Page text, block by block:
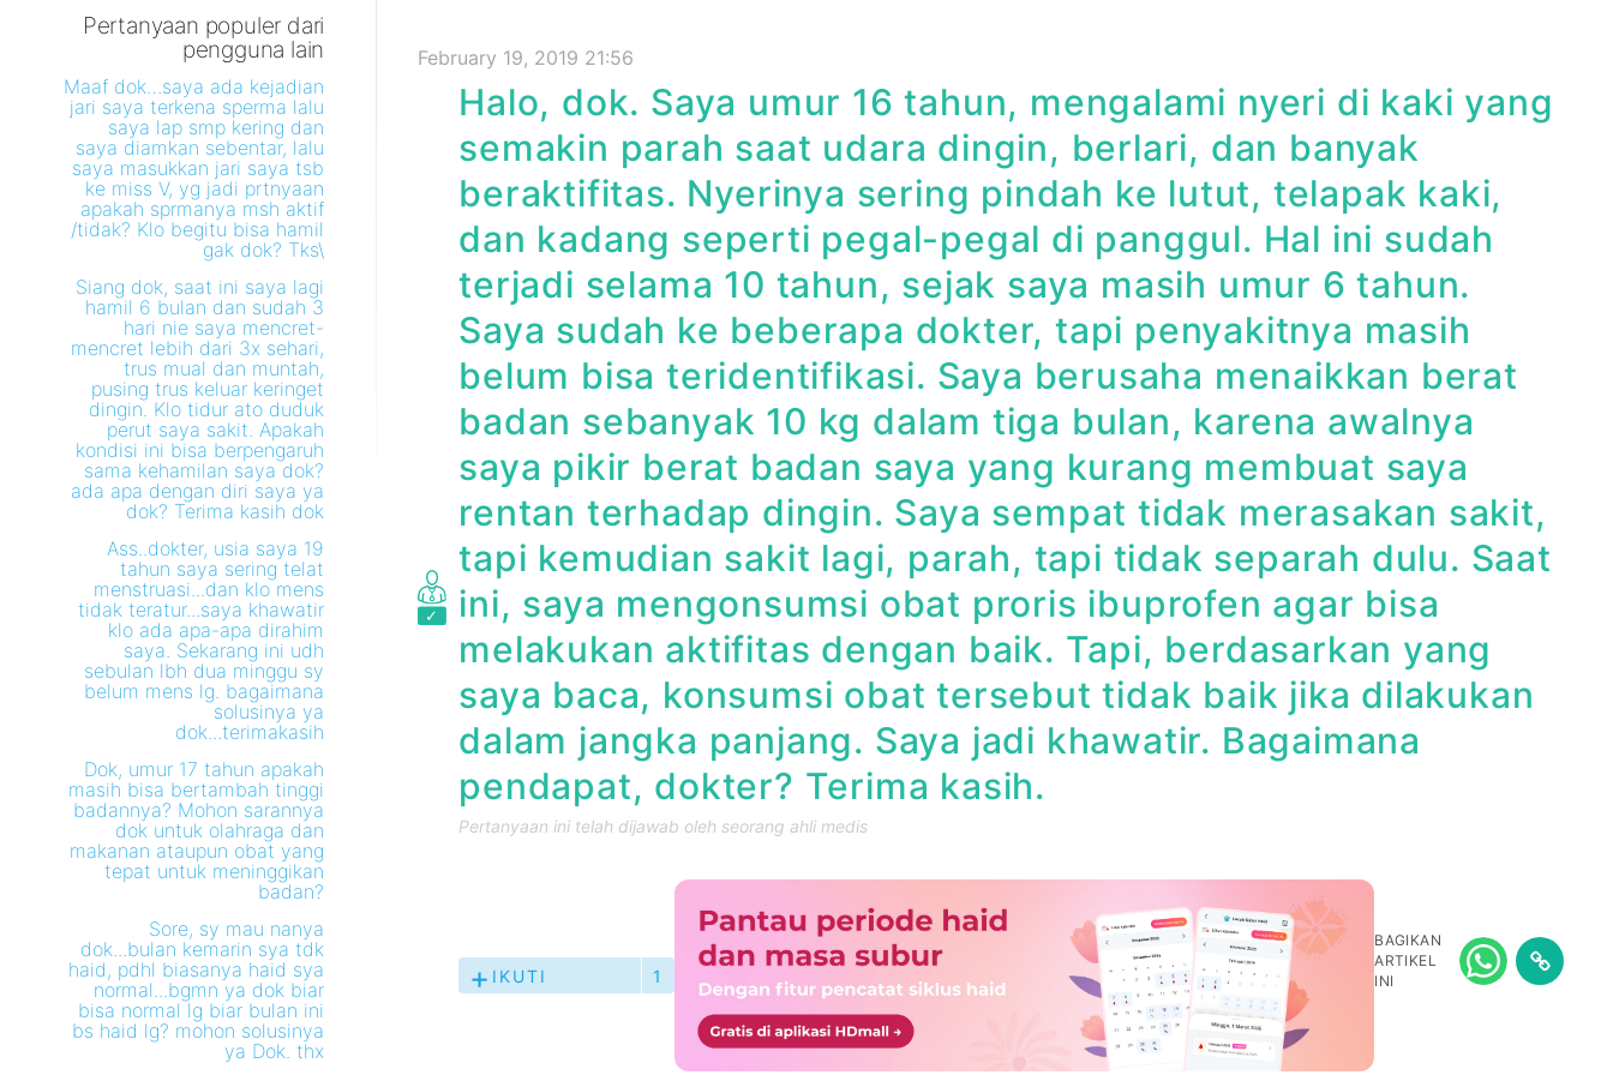
Pertanyaan populer dari
pengguna lain
Maaf dok…saya ada kejadian
jari saya terkena sperma lalu
saya lap smp kering dan
saya diamkan sebentar, lalu
saya masukkan jari saya tsb
ke miss V, yg jadi prtnyaan
apakah sprmanya msh aktif
/tidak? Klo begitu bisa hamil
gak dok? Tks\
Siang dok, saat ini saya lagi
hamil 6 bulan dan sudah 3
hari nie saya mencret-
mencret lebih dari 3x sehari,
trus mual dan muntah,
pusing trus keluar keringet
dingin. Klo tidur ato duduk
perut saya sakit. Apakah
kondisi ini bisa berpengaruh
sama kehamilan saya dok?
ada apa dengan diri saya ya
dok? Terima kasih dok
Ass..dokter, usia saya 19
tahun saya sering telat
menstruasi...dan klo mens
tidak teratur...saya khawatir
klo ada apa-apa dirahim
saya. Sekarang ini udh
sebulan lbh dua minggu sy
belum mens lg. bagaimana
solusinya ya
dok...terimakasih
Dok, umur 17 tahun apakah
masih bisa bertambah tinggi
badannya? Mohon sarannya
dok untuk olahraga dan
makanan ataupun obat yang
tepat untuk meninggikan
badan?
Sore, sy mau nanya
dok...bulan kemarin sya tdk
haid, pdhl biasanya haid sya
normal...bgmn ya dok biar
bisa normal lg biar bulan ini
bs haid lg? mohon solusinya
ya Dok. thx
February 19, 2019 21:56
Halo, dok. Saya umur 16 tahun, mengalami nyeri di kaki yang
semakin parah saat udara dingin, berlari, dan banyak
beraktifitas. Nyerinya sering pindah ke lutut, telapak kaki,
dan kadang seperti pegal-pegal di panggul. Hal ini sudah
terjadi selama 10 tahun, sejak saya masih umur 6 tahun.
Saya sudah ke beberapa dokter, tapi penyakitnya masih
belum bisa teridentifikasi. Saya berusaha menaikkan berat
badan sebanyak 10 kg dalam tiga bulan, karena awalnya
saya pikir berat badan saya yang kurang membuat saya
rentan terhadap dingin. Saya sempat tidak merasakan sakit,
tapi kemudian sakit lagi, parah, tapi tidak separah dulu. Saat
ini, saya mengonsumsi obat proris ibuprofen agar bisa
melakukan aktifitas dengan baik. Tapi, berdasarkan yang
saya baca, konsumsi obat tersebut tidak baik jika dilakukan
dalam jangka panjang. Saya jadi khawatir. Bagaimana
pendapat, dokter? Terima kasih.
Pertanyaan ini telah dijawab oleh seorang ahli medis
IKUTI
PERTANYAAN
1
BAGIKAN
ARTIKEL
INI